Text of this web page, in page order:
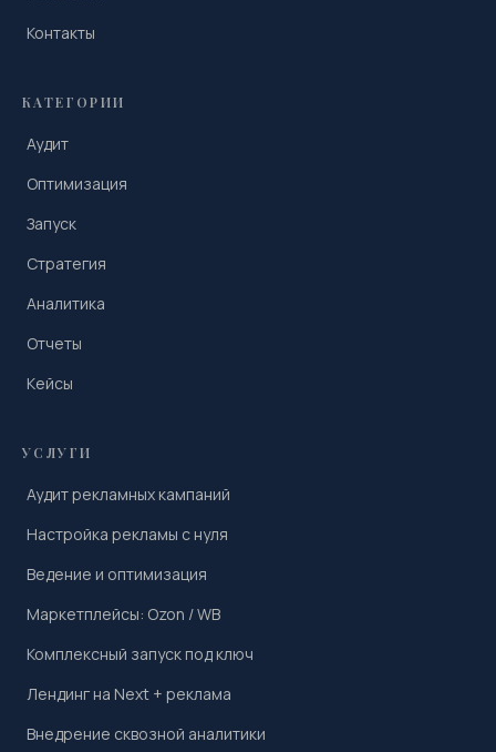
Контакты
КАТЕГОРИИ
Аудит
Оптимизация
Запуск
Стратегия
Аналитика
Отчеты
Кейсы
УСЛУГИ
Аудит рекламных кампаний
Настройка рекламы с нуля
Ведение и оптимизация
Маркетплейсы: Ozon / WB
Комплексный запуск под ключ
Лендинг на Next + реклама
Внедрение сквозной аналитики